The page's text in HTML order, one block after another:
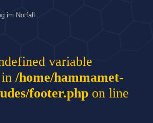
im Notfall
variable
/home/hammamet-
footer.php on line